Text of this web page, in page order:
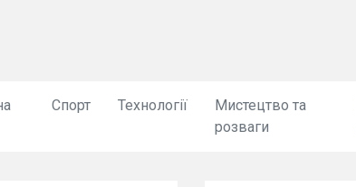
Спорт Технології
Мистецтво та
розваги